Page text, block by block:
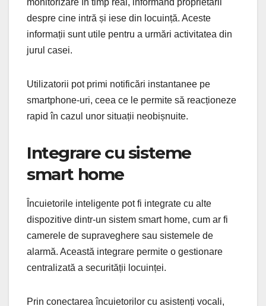
monitorizare în timp real, informând proprietarii
despre cine intră și iese din locuință. Aceste
informații sunt utile pentru a urmări activitatea din
jurul casei.
Utilizatorii pot primi notificări instantanee pe
smartphone-uri, ceea ce le permite să reacționeze
rapid în cazul unor situații neobișnuite.
Integrare cu sisteme
smart home
Încuietorile inteligente pot fi integrate cu alte
dispozitive dintr-un sistem smart home, cum ar fi
camerele de supraveghere sau sistemele de
alarmă. Această integrare permite o gestionare
centralizată a securității locuinței.
Prin conectarea încuietorilor cu asistenți vocali,